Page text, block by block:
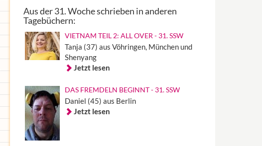
Aus der 31. Woche schrieben in anderen
Tagebüchern:
VIETNAM TEIL 2: ALL OVER - 31. SSW
Tanja (37) aus Vöhringen, München und
Shenyang
Jetzt lesen
DAS FREMDELN BEGINNT - 31. SSW
Daniel (45) aus Berlin
Jetzt lesen